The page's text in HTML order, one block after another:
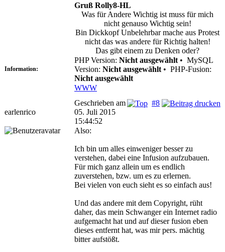
Gruß Rolly8-HL
Was für Andere Wichtig ist muss für mich
nicht genauso Wichtig sein!
Bin Dickkopf Unbelehrbar mache aus Protest
nicht das was andere für Richtig halten!
Das gibt einem zu Denken oder?
Information:
PHP Version: Nicht ausgewählt • MySQL
Version: Nicht ausgewählt • PHP-Fusion:
Nicht ausgewählt
WWW
earlenrico
#8
Geschrieben am
05. Juli 2015
15:44:52
Also:
Ich bin um alles einweniger besser zu
verstehen, dabei eine Infusion aufzubauen.
Für mich ganz allein um es endlich
zuverstehen, bzw. um es zu erlernen.
Bei vielen von euch sieht es so einfach aus!
Und das andere mit dem Copyright, rüht
daher, das mein Schwanger ein Internet radio
aufgemacht hat und auf dieser fusion eben
dieses entfernt hat, was mir pers. mächtig
bitter aufstößt.